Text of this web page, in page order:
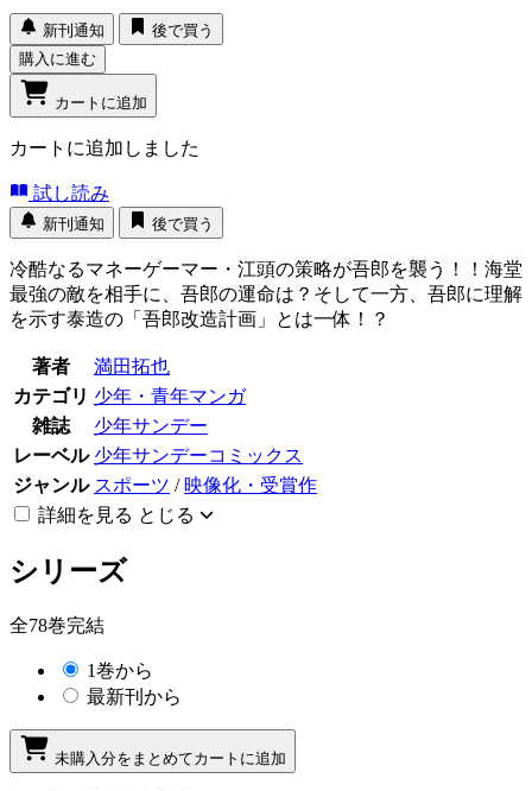
新刊通知
後で買う
購入に進む
カートに追加
カートに追加しました
試し読み
新刊通知 後で買う
冷酷なるマネーゲーマー・江頭の策略が吾郎を襲う！！海堂
最強の敵を相手に、吾郎の運命は？そして一方、吾郎に理解
を示す泰造の「吾郎改造計画」とは一体！？
著者
満田拓也
カテゴリ 少年・青年マンガ
雑誌
少年サンデー
レーベル 少年サンデーコミックス
ジャンル スポーツ / 映像化・受賞作
詳細を見る とじる
シリーズ
全78巻完結
1巻から
最新刊から
未購入分をまとめてカートに追加